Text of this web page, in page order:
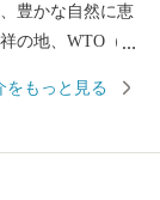
豊かな自然に恵
の地、WTO（世
材。 国特別史跡
をもっと見る